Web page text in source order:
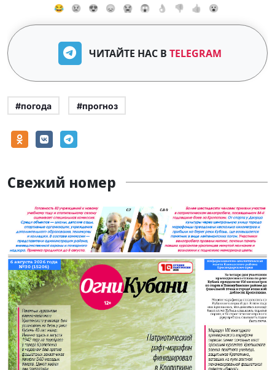
😂 😢 😍 😞 😭 😱 👌 👎 👍 😮
ЧИТАЙТЕ НАС ВTELEGRAM
#погода #прогноз
Свежий номер